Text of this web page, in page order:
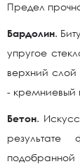
Предел
Бардолин.
упругое
верхний
- кремниевый
Бетон.